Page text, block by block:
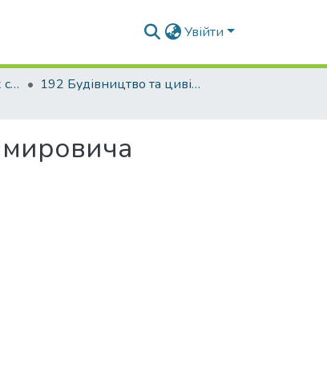
Увійти
Факультет інженерних систем та екології
192 Будівництво та цивільна інженерія. Теплогазопостачання і вентиляція